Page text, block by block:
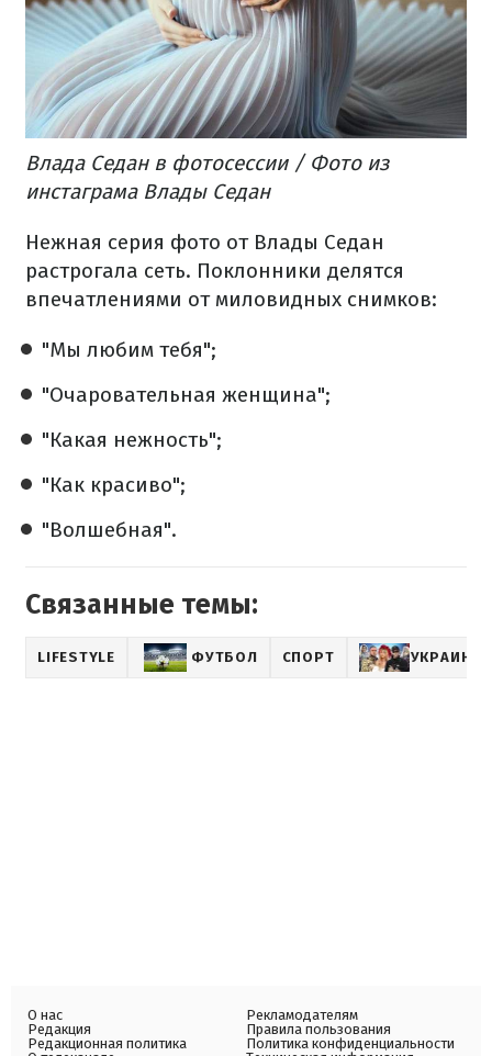
Влада Седан в фотосессии / Фото из
инстаграма Влады Седан
Нежная серия фото от Влады Седан
растрогала сеть. Поклонники делятся
впечатлениями от миловидных снимков:
"Мы любим тебя";
"Очаровательная женщина";
"Какая нежность";
"Как красиво";
"Волшебная".
Связанные темы:
LIFESTYLE ФУТБОЛ СПОРТ
О нас
Редакция
Редакционная политика
Рекламодателям
Правила пользования
Политика конфиденциальности